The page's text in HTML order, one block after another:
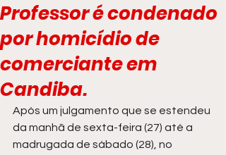
Professor é condenado
por homicídio de
comerciante em
Candiba.
Após um julgamento que se estendeu
da manhã de sexta-feira (27) até a
madrugada de sábado (28), no